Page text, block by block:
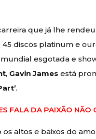
que já lhe
45 discos platinum e
esgotada e
, Gavin James está
.
FALA DA PAIXÃO NÃO
os altos e baixos do